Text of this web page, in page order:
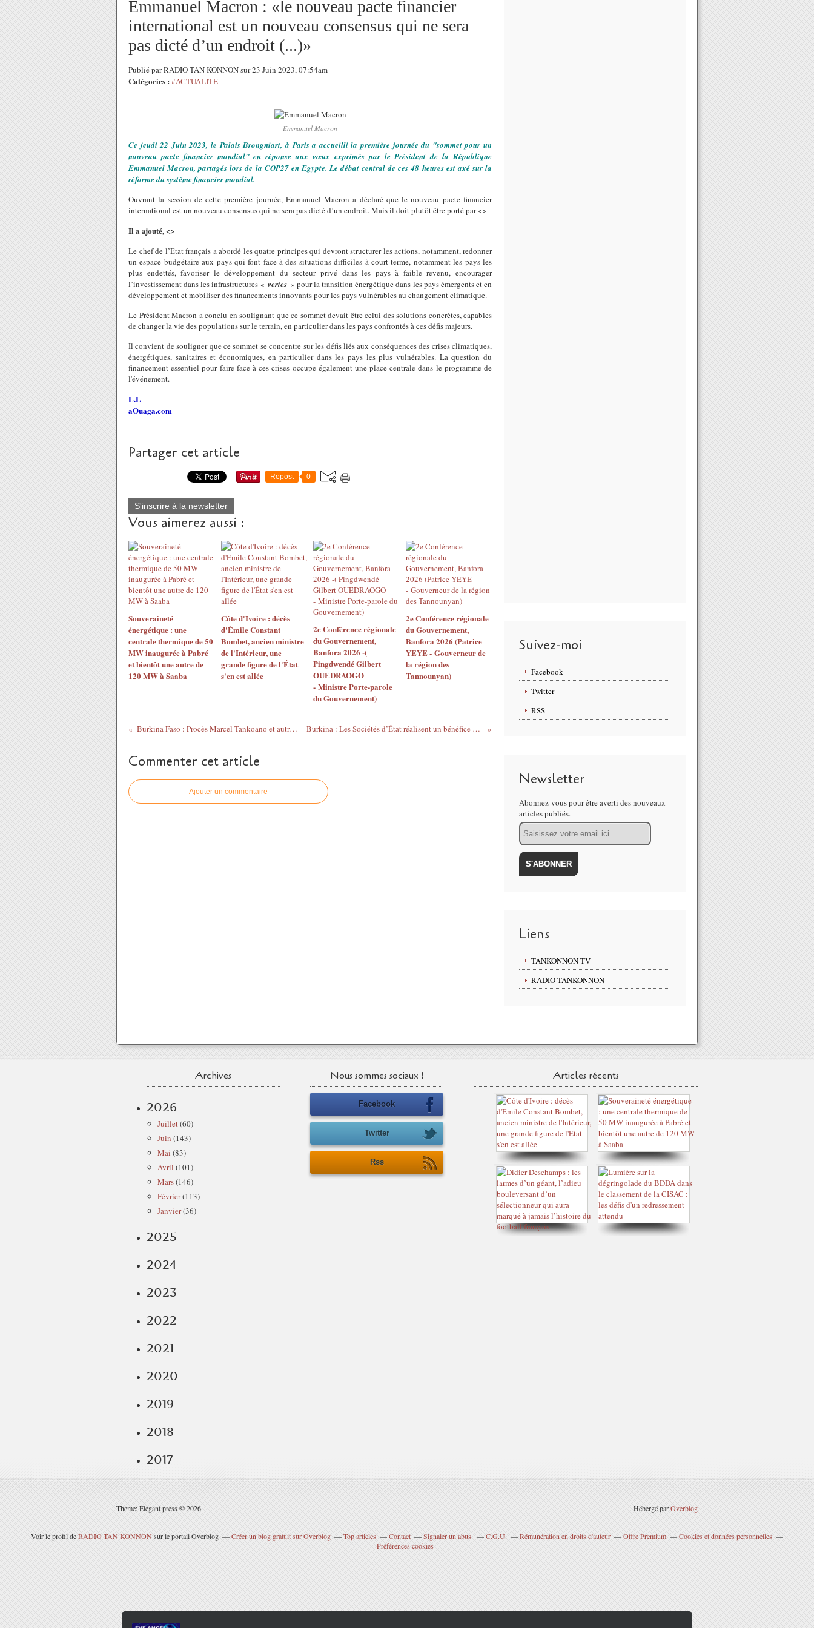
Emmanuel Macron : «le nouveau pacte financier
international est un nouveau consensus qui ne sera
pas dicté d’un endroit (...)»
Publié par RADIO TAN KONNON sur 23 Juin 2023, 07:54am
Catégories : #ACTUALITE
Emmanuel Macron
Ce jeudi 22 Juin 2023, le Palais Brongniart, à Paris a accueilli la première journée du "sommet pour un
nouveau pacte financier mondial" en réponse aux vœux exprimés par le Président de la République
Emmanuel Macron, partagés lors de la COP27 en Egypte. Le débat central de ces 48 heures est axé sur la
réforme du système financier mondial.
Ouvrant la session de cette première journée, Emmanuel Macron a déclaré que le nouveau pacte financier
international est un nouveau consensus qui ne sera pas dicté d’un endroit. Mais il doit plutôt être porté par <>
Il a ajouté, <>
Le chef de l’Etat français a abordé les quatre principes qui devront structurer les actions, notamment, redonner
un espace budgétaire aux pays qui font face à des situations difficiles à court terme, notamment les pays les
plus endettés, favoriser le développement du secteur privé dans les pays à faible revenu, encourager
l’investissement dans les infrastructures « vertes » pour la transition énergétique dans les pays émergents et en
développement et mobiliser des financements innovants pour les pays vulnérables au changement climatique.
Le Président Macron a conclu en soulignant que ce sommet devait être celui des solutions concrètes, capables
de changer la vie des populations sur le terrain, en particulier dans les pays confrontés à ces défis majeurs.
Il convient de souligner que ce sommet se concentre sur les défis liés aux conséquences des crises climatiques,
énergétiques, sanitaires et économiques, en particulier dans les pays les plus vulnérables. La question du
financement essentiel pour faire face à ces crises occupe également une place centrale dans le programme de
l'événement.
L.L
aOuaga.com
Partager cet article
Repost 0
S'inscrire à la newsletter
Vous aimerez aussi :
Souveraineté
énergétique : une
centrale thermique de 50
MW inaugurée à Pabré
et bientôt une autre de
120 MW à Saaba
Côte d'Ivoire : décès
d'Émile Constant
Bombet, ancien ministre
de l'Intérieur, une
grande figure de l'État
s'en est allée
2e Conférence régionale
du Gouvernement,
Banfora 2026 -(
Pingdwendé Gilbert
OUEDRAOGO
- Ministre Porte-parole
du Gouvernement)
2e Conférence régionale
du Gouvernement,
Banfora 2026 (Patrice
YEYE - Gouverneur de
la région des
Tannounyan)
Burkina Faso : Procès Marcel Tankoano et autres, un vaste complot déjoué Burkina : Les Sociétés d’État réalisent un bénéfice net 70 milliards FCFA en 2022
Commenter cet article
Ajouter un commentaire
Suivez-moi
Facebook
Twitter
RSS
Newsletter
Abonnez-vous pour être averti des nouveaux
articles publiés.
Email
Liens
TANKONNON TV
RADIO TANKONNON
Archives
2026
Juillet(60)
Juin (143)
Mai (83)
Avril (101)
Mars(146)
Février(113)
Janvier(36)
2025
2024
2023
2022
2021
2020
2019
2018
2017
Nous sommes sociaux !
Facebook
Twitter
Rss
Articles récents
Theme: Elegant press © 2026 Hébergé parOverblog
Voir le profil deRADIO TAN KONNON sur le portail Overblog Créer un blog gratuit sur Overblog Top articles Contact Signaler un abus C.G.U. Rémunération en droits d'auteur Offre Premium
Cookies et données personnelles
Préférences cookies